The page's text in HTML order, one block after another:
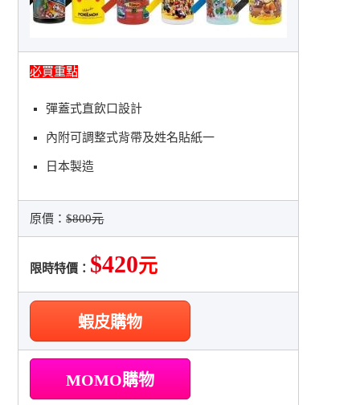
必買重點
彈蓋式直飲口設計
內附可調整式背帶及姓名貼紙一
日本製造
原價：$800元
限時特價： $420元
蝦皮購物
MOMO購物